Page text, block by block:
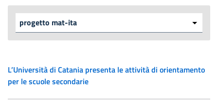
L’Università di Catania presenta le attività di orientamento
per le scuole secondarie